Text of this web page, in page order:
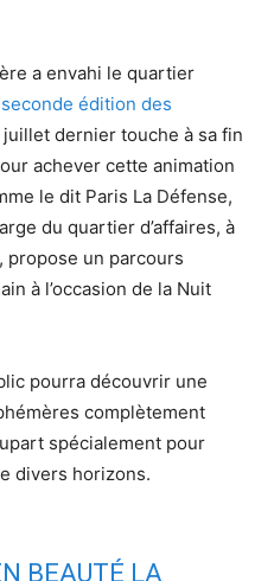
a envahi le quartier
seconde édition des
dernier touche à sa fin
achever cette animation
le dit Paris La Défense,
du quartier d’affaires, à
propose un parcours
à l’occasion de la Nuit
pourra découvrir une
complètement
spécialement pour
divers horizons.
BEAUTÉ LA